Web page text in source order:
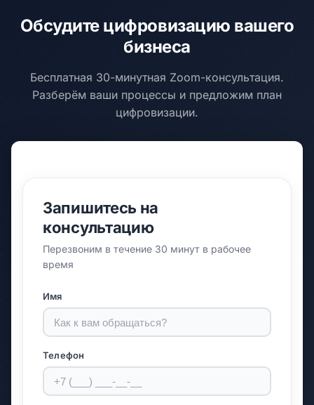
Обсудите цифровизацию вашего
бизнеса
Бесплатная 30-минутная Zoom-консультация.
Разберём ваши процессы и предложим план
цифровизации.
Запишитесь на
консультацию
Перезвоним в течение 30 минут в рабочее
время
Имя
Телефон